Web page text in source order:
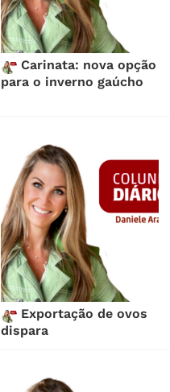
Carinata: nova opção
para o inverno gaúcho
Exportação de ovos
dispara